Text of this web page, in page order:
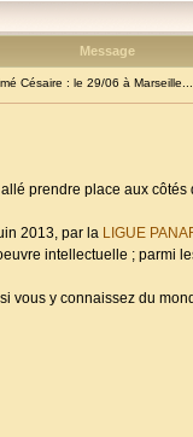
Message
Césaire : le 29/06 à Marseille...
prendre place aux
2013, par la LIGUE
intellectuelle ; parmi
vous y connaissez du